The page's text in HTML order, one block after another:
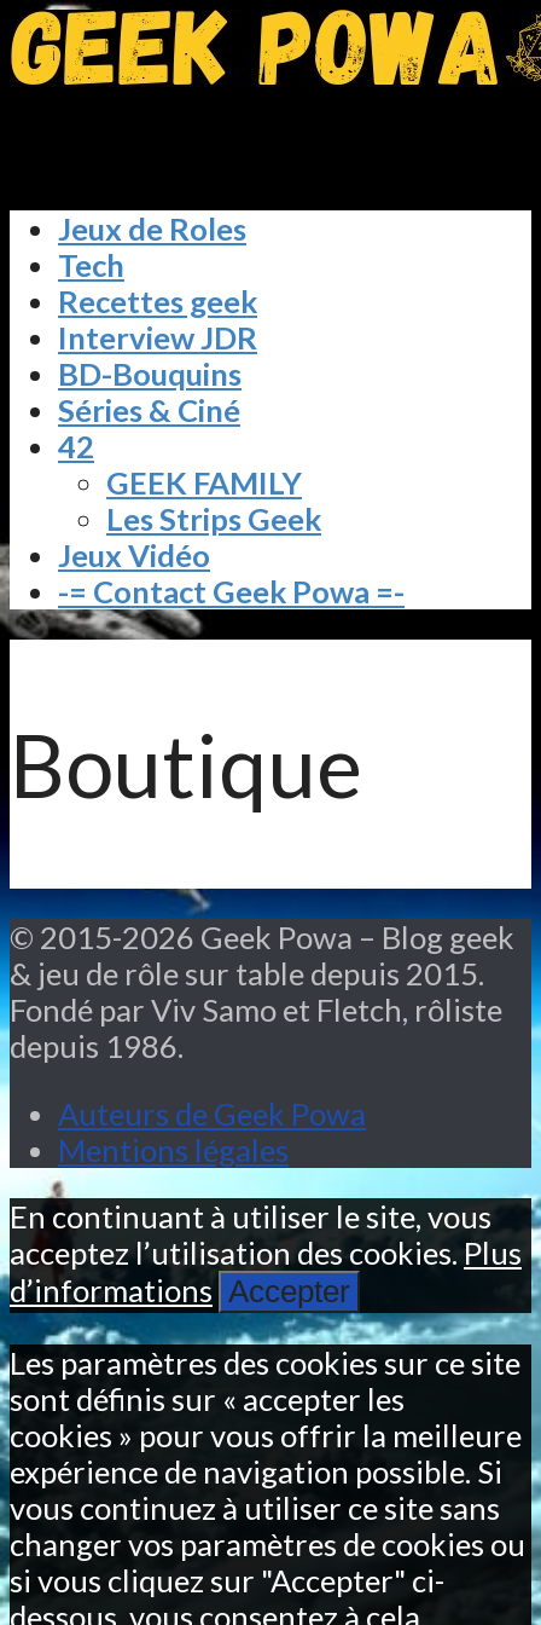
Jeux de Roles
Tech
Recettes geek
Interview JDR
BD-Bouquins
Séries & Ciné
42
GEEK FAMILY
Les Strips Geek
Jeux Vidéo
-= Contact Geek Powa =-
Boutique
© 2015-2026 Geek Powa – Blog geek
& jeu de rôle sur table depuis 2015.
Fondé par Viv Samo et Fletch, rôliste
depuis 1986.
Auteurs de Geek Powa
Mentions légales
En continuant à utiliser le site, vous
acceptez l’utilisation des cookies. Plus
d’informations Accepter
Les paramètres des cookies sur ce site
sont définis sur « accepter les
cookies » pour vous offrir la meilleure
expérience de navigation possible. Si
vous continuez à utiliser ce site sans
changer vos paramètres de cookies ou
si vous cliquez sur "Accepter" ci-
dessous, vous consentez à cela.